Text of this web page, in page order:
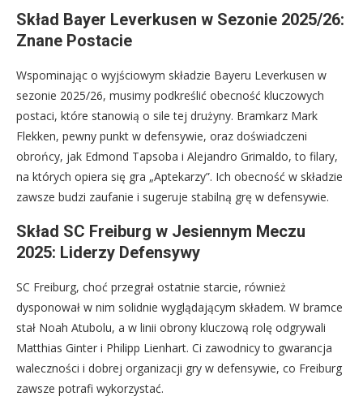
Skład Bayer Leverkusen w Sezonie 2025/26:
Znane Postacie
Wspominając o wyjściowym składzie Bayeru Leverkusen w
sezonie 2025/26, musimy podkreślić obecność kluczowych
postaci, które stanowią o sile tej drużyny. Bramkarz Mark
Flekken, pewny punkt w defensywie, oraz doświadczeni
obrońcy, jak Edmond Tapsoba i Alejandro Grimaldo, to filary,
na których opiera się gra „Aptekarzy”. Ich obecność w składzie
zawsze budzi zaufanie i sugeruje stabilną grę w defensywie.
Skład SC Freiburg w Jesiennym Meczu
2025: Liderzy Defensywy
SC Freiburg, choć przegrał ostatnie starcie, również
dysponował w nim solidnie wyglądającym składem. W bramce
stał Noah Atubolu, a w linii obrony kluczową rolę odgrywali
Matthias Ginter i Philipp Lienhart. Ci zawodnicy to gwarancja
waleczności i dobrej organizacji gry w defensywie, co Freiburg
zawsze potrafi wykorzystać.